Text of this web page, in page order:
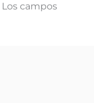
Los campos